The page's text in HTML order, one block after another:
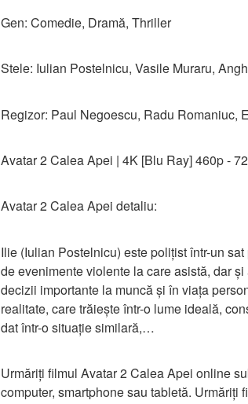
Gen: Comedie, Dramă, Thriller
Stele: Iulian Postelnicu, Vasile Muraru,
Regizor: Paul Negoescu, Radu Romaniuc,
Avatar 2 Calea Apei | 4K [Blu Ray] 460p -
Avatar 2 Calea Apei detaliu:
Ilie (Iulian Postelnicu) este polițist într-un
de evenimente violente la care asistă, dar
decizii importante la muncă și în viața
realitate, care trăiește într-o lume ideală,
dat într-o situație similară,…
Urmăriți filmul Avatar 2 Calea Apei online
computer, smartphone sau tabletă.